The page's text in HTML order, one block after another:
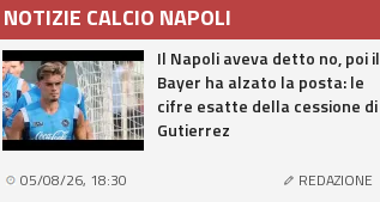
NOTIZIE CALCIO NAPOLI
Il Napoli aveva detto no, poi il
Bayer ha alzato la posta: le
cifre esatte della cessione di
Gutierrez
05/08/26, 18:30 REDAZIONE